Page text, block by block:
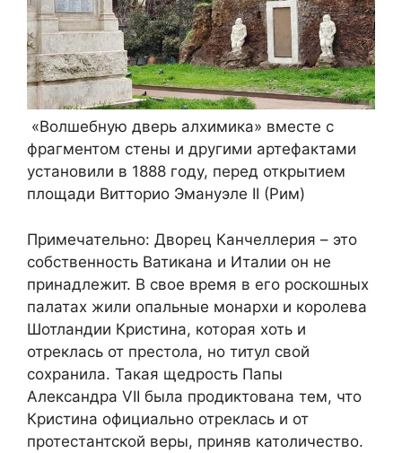
«Волшебную дверь алхимика» вместе с
фрагментом стены и другими артефактами
установили в 1888 году, перед открытием
площади Витторио Эмануэле II (Рим)
Примечательно: Дворец Канчеллерия – это
собственность Ватикана и Италии он не
принадлежит. В свое время в его роскошных
палатах жили опальные монархи и королева
Шотландии Кристина, которая хоть и
отреклась от престола, но титул свой
сохранила. Такая щедрость Папы
Александра VII была продиктована тем, что
Кристина официально отреклась и от
протестантской веры, приняв католичество.